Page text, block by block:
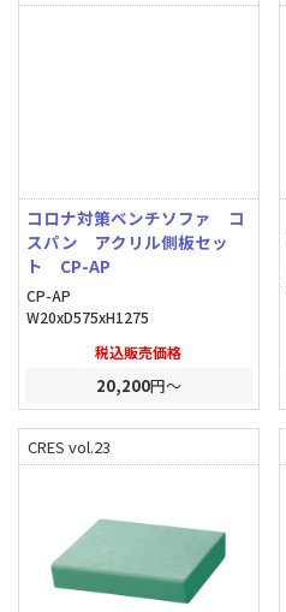
コロナ対策ベンチソファ コ
スパン アクリル側板セッ
ト CP-AP
CP-AP
W20xD575xH1275
税込販売価格
20,200円～
CRES vol.23